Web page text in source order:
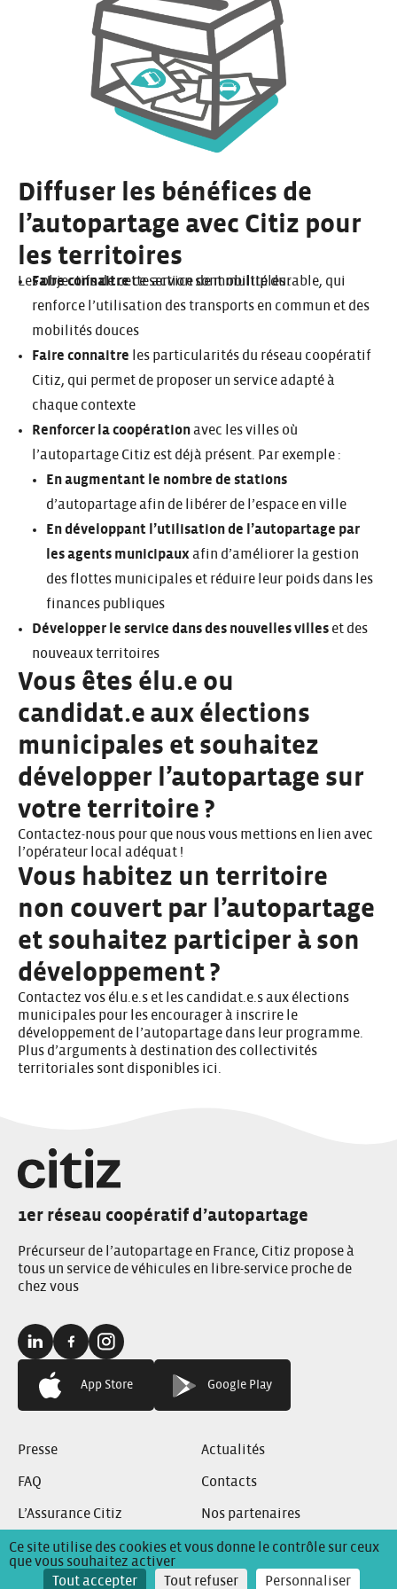
Diffuser les bénéfices de
l’autopartage avec Citiz pour
les territoires
Les objectifs de cette action sont multiples :
Faire connaitrece service de mobilité durable, qui
renforce l’utilisation des transports en commun et des
mobilités douces
Faire connaitre les particularités du réseau coopératif
Citiz, qui permet de proposer un service adapté à
chaque contexte
Renforcer la coopérationavec les villes où
l’autopartage Citiz est déjà présent. Par exemple :
En augmentant le nombre de stations
d’autopartage afin de libérer de l’espace en ville
En développant l’utilisation de l’autopartage par
les agents municipaux afin d’améliorer la gestion
des flottes municipales et réduire leur poids dans les
finances publiques
Développer le service dans des nouvelles villes et des
nouveaux territoires
Vous êtes élu.e ou
candidat.e aux élections
municipales et souhaitez
développer l’autopartage sur
votre territoire ?
Contactez-nous pour que nous vous mettions en lien avec
l’opérateur local adéquat !
Vous habitez un territoire
non couvert par l’autopartage
et souhaitez participer à son
développement ?
Contactez vos élu.e.s et les candidat.e.s aux élections
municipales pour les encourager à inscrire le
développement de l’autopartage dans leur programme.
Plus d’arguments à destination des collectivités
territoriales sont disponibles ici
1er réseau coopératif d’autopartage
Précurseur de l’autopartage en France, Citiz propose à
tous un service de véhicules en libre-service proche de
chez vous
Linkedin:Facebook:Instagram:
App Store Google Play
Presse
FAQ
L’Assurance Citiz
Actualités
Contacts
Nos partenaires
Conditions Générales de Location
Mentions Légales
Ce site utilise des cookies et vous donne le contrôle sur ceux
que vous souhaitez activer
Tout accepter
Tout refuser Personnaliser